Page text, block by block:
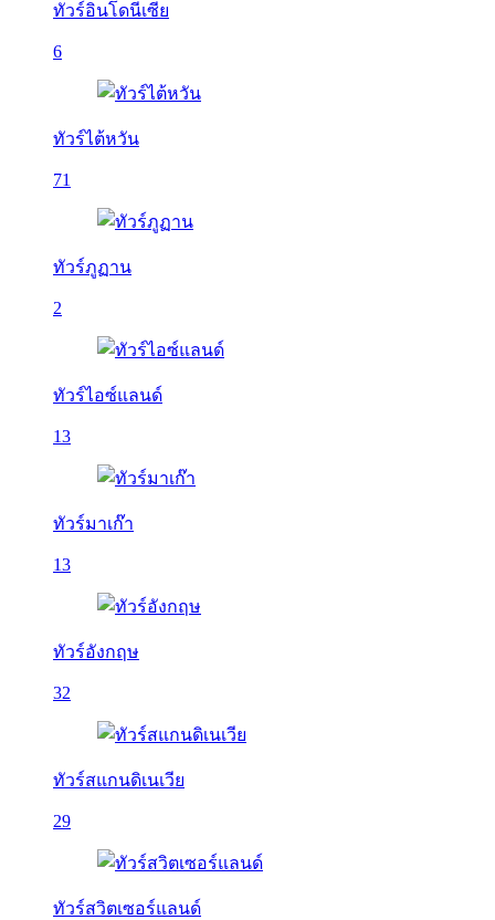
ทัวร์อินโดนีเซีย
6
ทัวร์ไต้หวัน
71
ทัวร์ภูฏาน
2
ทัวร์ไอซ์แลนด์
13
ทัวร์มาเก๊า
13
ทัวร์อังกฤษ
32
ทัวร์สแกนดิเนเวีย
29
ทัวร์สวิตเซอร์แลนด์